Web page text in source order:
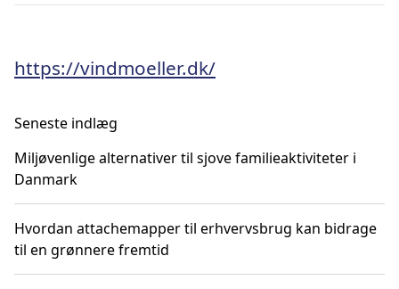
https://vindmoeller.dk/
Seneste indlæg
Miljøvenlige alternativer til sjove familieaktiviteter i
Danmark
Hvordan attachemapper til erhvervsbrug kan bidrage
til en grønnere fremtid